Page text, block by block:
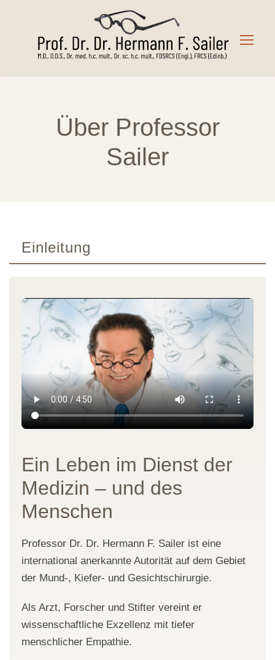
Über Professor
Sailer
Einleitung
Ein Leben im Dienst der
Medizin – und des
Menschen
Professor Dr. Dr. Hermann F. Sailer ist eine
international anerkannte Autorität auf dem Gebiet
der Mund-, Kiefer- und Gesichtschirurgie.
Als Arzt, Forscher und Stifter vereint er
wissenschaftliche Exzellenz mit tiefer
menschlicher Empathie.